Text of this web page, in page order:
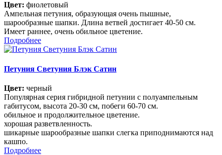
Цвет: фиолетовый
Ампельная петуния, образующая очень пышные,
шарообразные шапки. Длина ветвей достигает 40-50 см.
Имеет раннее, очень обильное цветение.
Подробнее
Петуния Светуния Блэк Сатин
Цвет: черный
Популярная серия гибридной петунии с полуампельным
габитусом, высота 20-30 см, побеги 60-70 см.
обильное и продолжительное цветение.
хорошая разветвленность.
шикарные шарообразные шапки слегка приподнимаются над
кашпо.
Подробнее